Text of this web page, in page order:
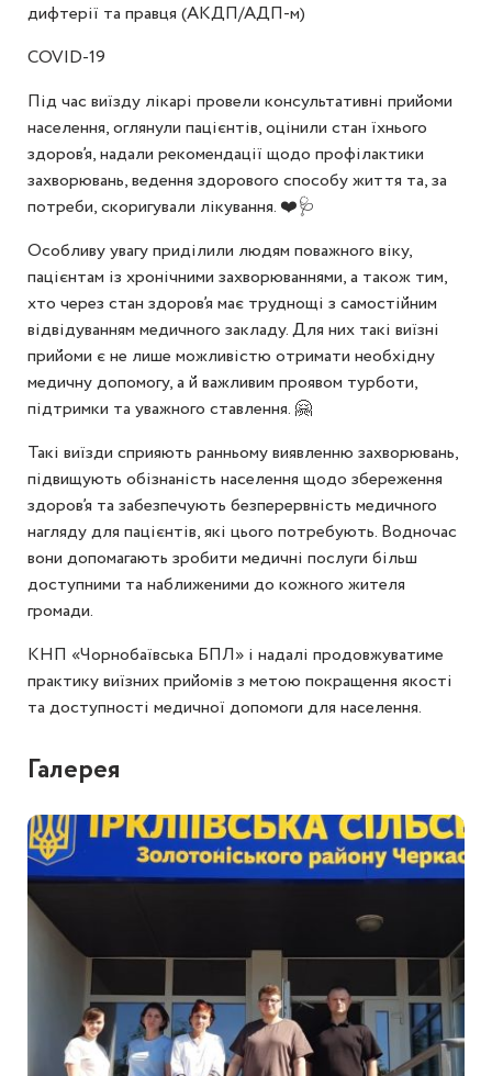
дифтерії та правця (АКДП/АДП-м)
COVID-19
Під час виїзду лікарі провели консультативні прийоми
населення, оглянули пацієнтів, оцінили стан їхнього
здоров’я, надали рекомендації щодо профілактики
захворювань, ведення здорового способу життя та, за
потреби, скоригували лікування. ❤️🩺
Особливу увагу приділили людям поважного віку,
пацієнтам із хронічними захворюваннями, а також тим,
хто через стан здоров’я має труднощі з самостійним
відвідуванням медичного закладу. Для них такі виїзні
прийоми є не лише можливістю отримати необхідну
медичну допомогу, а й важливим проявом турботи,
підтримки та уважного ставлення. 🤗
Такі виїзди сприяють ранньому виявленню захворювань,
підвищують обізнаність населення щодо збереження
здоров’я та забезпечують безперервність медичного
нагляду для пацієнтів, які цього потребують. Водночас
вони допомагають зробити медичні послуги більш
доступними та наближеними до кожного жителя
громади.
КНП «Чорнобаївська БПЛ» і надалі продовжуватиме
практику виїзних прийомів з метою покращення якості
та доступності медичної допомоги для населення.
Галерея